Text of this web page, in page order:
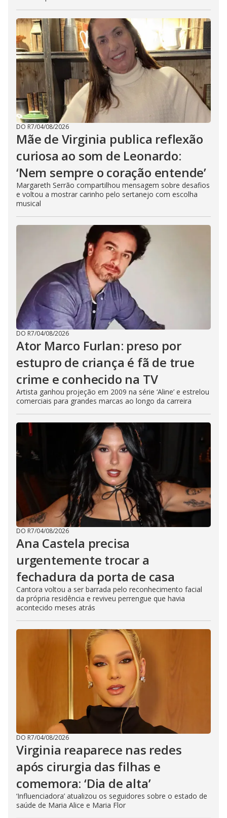
DO R7/04/08/2026
Mãe de Virginia publica reflexão
curiosa ao som de Leonardo:
‘Nem sempre o coração entende’
Margareth Serrão compartilhou mensagem sobre desafios
e voltou a mostrar carinho pelo sertanejo com escolha
musical
DO R7/04/08/2026
Ator Marco Furlan: preso por
estupro de criança é fã de true
crime e conhecido na TV
Artista ganhou projeção em 2009 na série ‘Aline’ e estrelou
comerciais para grandes marcas ao longo da carreira
DO R7/04/08/2026
Ana Castela precisa
urgentemente trocar a
fechadura da porta de casa
Cantora voltou a ser barrada pelo reconhecimento facial
da própria residência e reviveu perrengue que havia
acontecido meses atrás
DO R7/04/08/2026
Virginia reaparece nas redes
após cirurgia das filhas e
comemora: ‘Dia de alta’
‘Influenciadora’ atualizou os seguidores sobre o estado de
saúde de Maria Alice e Maria Flor